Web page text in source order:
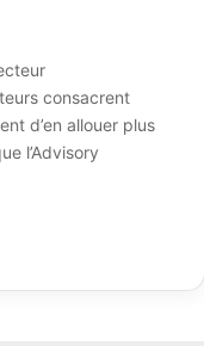
consacrent
d’en allouer plus
l’Advisory